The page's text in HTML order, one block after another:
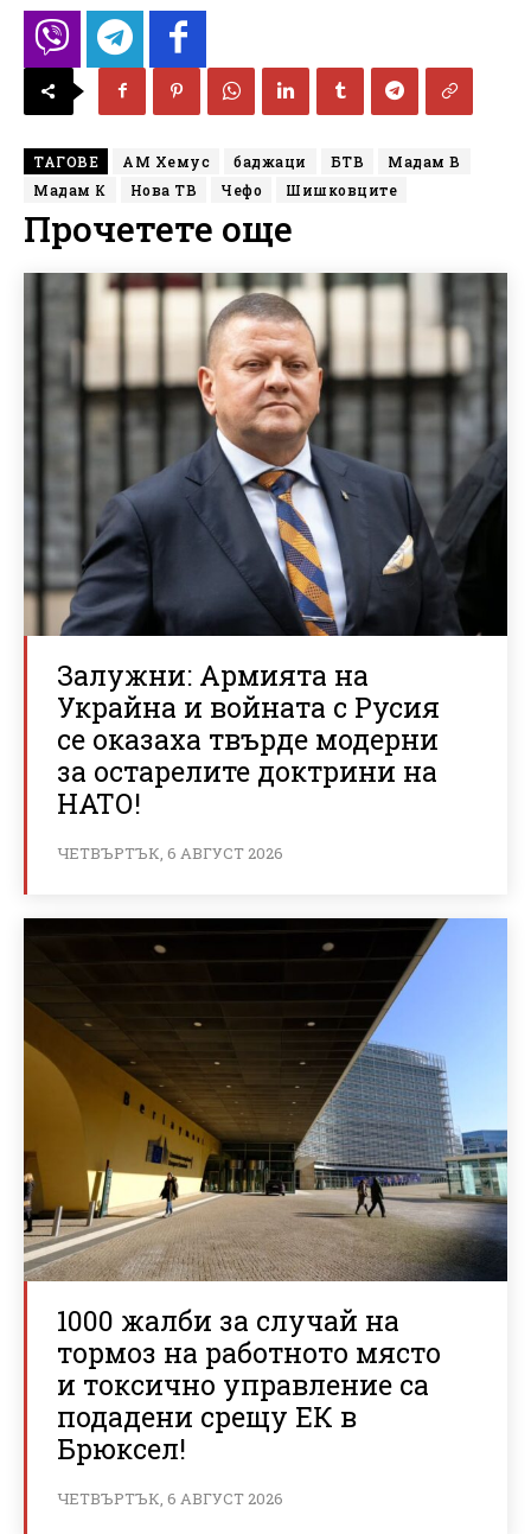
ТАГОВЕ АМ Хемус баджаци БТВ
Мадам В
Мадам К
Нова ТВ Чефо Шишковците
Прочетете още
Залужни: Армията на
Украйна и войната с Русия
се оказаха твърде модерни
за остарелите доктрини на
НАТО!
ЧЕТВЪРТЪК, 6 АВГУСТ 2026
1000 жалби за случай на
тормоз на работното място
и токсично управление са
подадени срещу ЕК в
Брюксел!
ЧЕТВЪРТЪК, 6 АВГУСТ 2026